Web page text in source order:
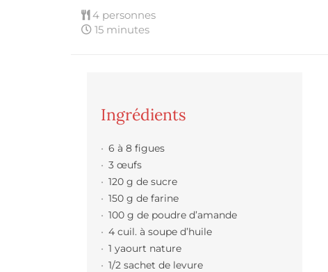
4 personnes
15 minutes
Ingrédients
6 à 8 figues
3 œufs
120 g de sucre
150 g de farine
100 g de poudre d’amande
4 cuil. à soupe d’huile
1 yaourt nature
1/2 sachet de levure